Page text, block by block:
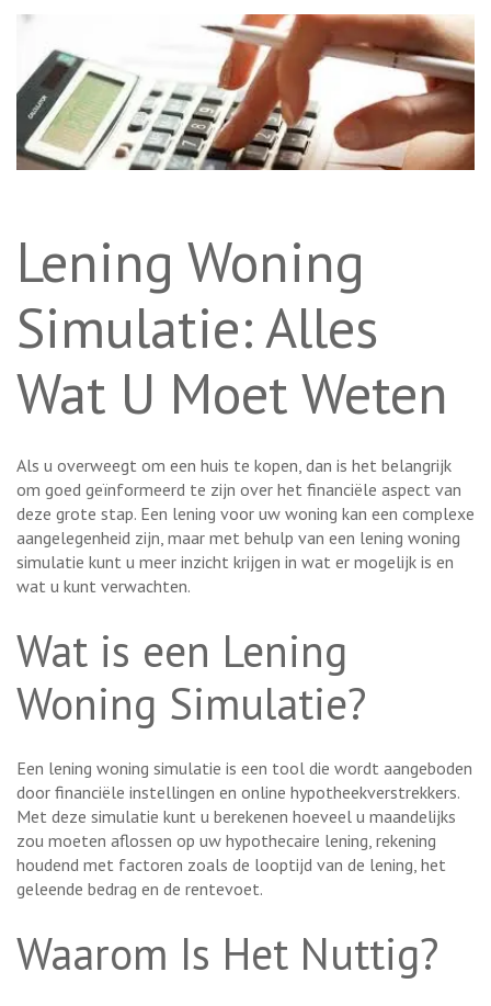
Lening Woning
Simulatie: Alles
Wat U Moet Weten
Als u overweegt om een huis te kopen, dan is het belangrijk
om goed geïnformeerd te zijn over het financiële aspect van
deze grote stap. Een lening voor uw woning kan een complexe
aangelegenheid zijn, maar met behulp van een lening woning
simulatie kunt u meer inzicht krijgen in wat er mogelijk is en
wat u kunt verwachten.
Wat is een Lening
Woning Simulatie?
Een lening woning simulatie is een tool die wordt aangeboden
door financiële instellingen en online hypotheekverstrekkers.
Met deze simulatie kunt u berekenen hoeveel u maandelijks
zou moeten aflossen op uw hypothecaire lening, rekening
houdend met factoren zoals de looptijd van de lening, het
geleende bedrag en de rentevoet.
Waarom Is Het Nuttig?